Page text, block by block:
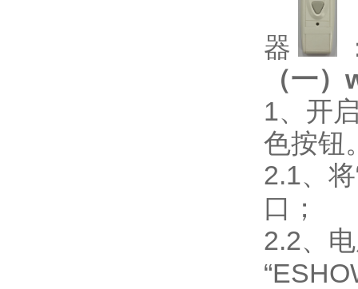
器
（一
1、开
色按钮
2.1、
口；
2.2、